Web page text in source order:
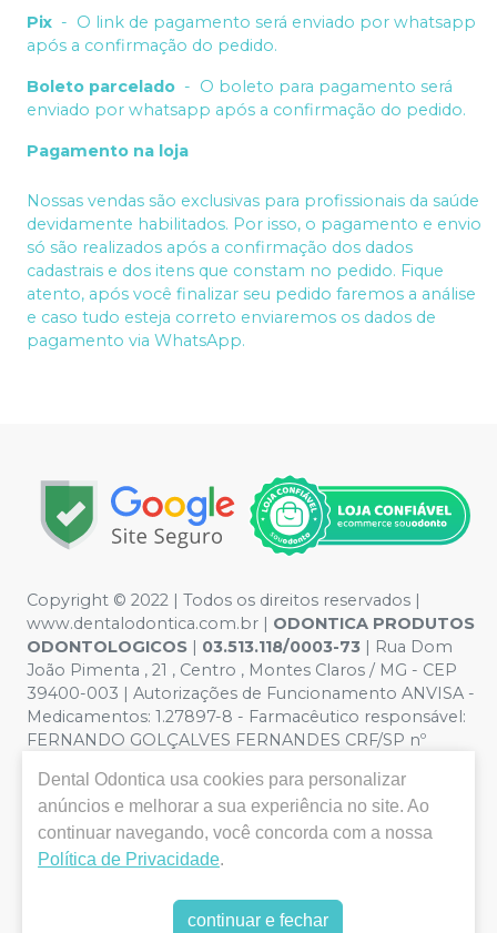
Pix - O link de pagamento será enviado por whatsapp
após a confirmação do pedido.
Boleto parcelado - O boleto para pagamento será
enviado por whatsapp após a confirmação do pedido.
Pagamento na loja
Nossas vendas são exclusivas para profissionais da saúde
devidamente habilitados. Por isso, o pagamento e envio
só são realizados após a confirmação dos dados
cadastrais e dos itens que constam no pedido. Fique
atento, após você finalizar seu pedido faremos a análise
e caso tudo esteja correto enviaremos os dados de
pagamento via WhatsApp.
Copyright © 2022 | Todos os direitos reservados |
www.dentalodontica.com.br | ODONTICA PRODUTOS
ODONTOLOGICOS | 03.513.118/0003-73 | Rua Dom
João Pimenta , 21 , Centro , Montes Claros / MG - CEP
39400-003 | Autorizações de Funcionamento ANVISA -
Medicamentos: 1.27897-8 - Farmacêutico responsável:
FERNANDO GOLÇALVES FERNANDES CRF/SP nº
meramente ilustrativas - Os preços e condições da loja
virtual estão sujeitos a alterações. Em caso de
divergência de preços no site, o valor válido é o do
Carrinho de Compra. Não vendemos por atacado, por
de grandes volumes pelo site.
Dental Odontica usa cookies para personalizar
anúncios e melhorar a sua experiência no site. Ao
continuar navegando, você concorda com a nossa
Política de Privacidade.
continuar e fechar